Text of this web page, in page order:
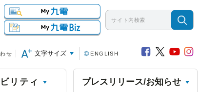
せ 文字サイズ ENGLISH
リティ プレスリリース/お知らせ